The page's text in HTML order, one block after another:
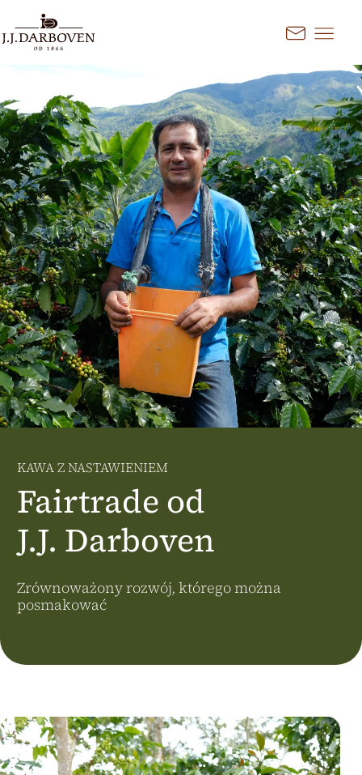
Kontakt
KAWA Z NASTAWIENIEM
Fairtrade od
J.J. Darboven
Zrównoważony rozwój, którego można
posmakować
Odkryj nasze oferty dla Twojego
rynku
Deutschland DE
EN
France
FR
Česko
CS
Ireland
EN
Polska
PL
Nederland
NL
Slovensko
SK
Dodatkowe rynki
Österreich
J.HORNIG
United Kingdom